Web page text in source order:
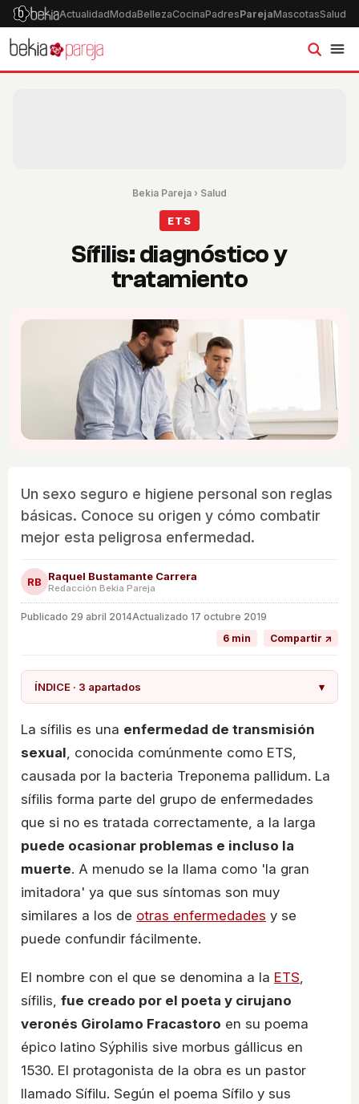
ActualidadModaBellezaCocinaPadresParejaMascotasSalud
Bekia Pareja › Salud
ETS
Sífilis: diagnóstico y
tratamiento
Un sexo seguro e higiene personal son reglas
básicas. Conoce su origen y cómo combatir
mejor esta peligrosa enfermedad.
RB Raquel Bustamante Carrera
Redacción Bekia Pareja
Publicado 29 abril 2014Actualizado 17 octubre 2019
6 min
Compartir ↗
ÍNDICE · 3 apartados ▾
La sífilis es una enfermedad de transmisión
sexual, conocida comúnmente como ETS,
causada por la bacteria Treponema pallidum. La
sífilis forma parte del grupo de enfermedades
que si no es tratada correctamente, a la larga
puede ocasionar problemas e incluso la
muerte. A menudo se la llama como 'la gran
imitadora' ya que sus síntomas son muy
similares a los de otras enfermedades y se
puede confundir fácilmente.
El nombre con el que se denomina a la ETS,
sífilis, fue creado por el poeta y cirujano
veronés Girolamo Fracastoro en su poema
épico latino Sýphilis sive morbus gállicus en
1530. El protagonista de la obra es un pastor
llamado Sífilu. Según el poema Sífilo y sus